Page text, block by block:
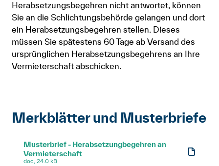
Herabsetzungsbegehren nicht antwortet, können
Sie an die Schlichtungsbehörde gelangen und dort
ein Herabsetzungsbegehren stellen. Dieses
müssen Sie spätestens 60 Tage ab Versand des
ursprünglichen Herabsetzungsbegehrens an Ihre
Vermieterschaft abschicken.
Merkblätter und Musterbriefe
Musterbrief - Herabsetzungbegehren an
Vermieterschaft
doc, 24.0 kB